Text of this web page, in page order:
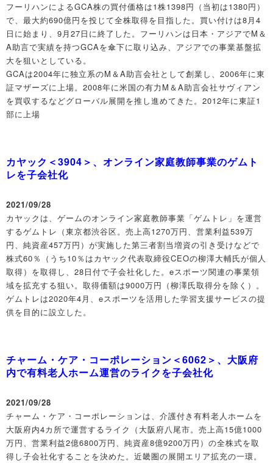
フーリハンによるGCA株の買付価格は1株1398円（当初は1380円）
で、最大約690億円を投じて全株取得を目指した。買い付けは8月4
日に始まり、9月27日に終了した。フーリハンは日本・アジアでM＆
A助言で実績を持つGCAを傘下に取り込み、アジアでの事業基盤拡
大を狙いとしている。
GCAは2004年に独立系のM＆A助言会社として創業し、2006年に東
証マザーズに上場。2008年に米国の有力M＆A助言会社サヴィアン
を買収するなどグローバル展開を推し進めてきた。2012年に東証1
部に上場
カヤック＜3904＞、オンライン家庭教師事業のゲムト
レを子会社化
2021/09/28
カヤックは、ゲームのオンライン家庭教師事業「ゲムトレ」を運営
するゲムトレ（東京都渋谷区。売上高1270万円、営業利益539万
円、純資産457万円）が実施した第三者割当増資の引き受けなどで
株式60％（うち10％はカヤック代表取締役CEOの柳澤大輔氏が個人
取得）を取得し、28日付で子会社化した。eスポーツ関連の事業領
域を拡充する狙い。取得価額は9000万円（柳澤氏取得分を除く）。
ゲムトレは2020年4月、eスポーツを活用した学習支援サービスの提
供を目的に設立した。
チャーム・ケア・コーポレーション＜6062＞、大阪府
内で有料老人ホーム運営のライクを子会社化
2021/09/28
チャーム・ケア・コーポレーションは、介護付き有料老人ホームを
大阪府内4カ所で運営するライク（大阪府八尾市。売上高15億1000
万円、営業利益2億6800万円、純資産8億9200万円）の全株式を取
得し子会社化することを決めた。近畿圏の展開エリア拡充の一環。